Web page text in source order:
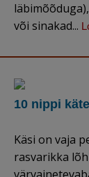
või sinakad...
10 nippi
Käsi on vaja
rasvarikka